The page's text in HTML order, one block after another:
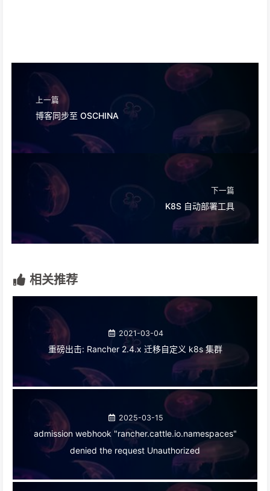
上一篇
博客同步至 OSCHINA
下一篇
K8S 自动部署工具
相关推荐
2021-03-04
重磅出击: Rancher 2.4.x 迁移自定义 k8s 集群
2025-03-15
admission webhook "rancher.cattle.io.namespaces"
denied the request Unauthorized